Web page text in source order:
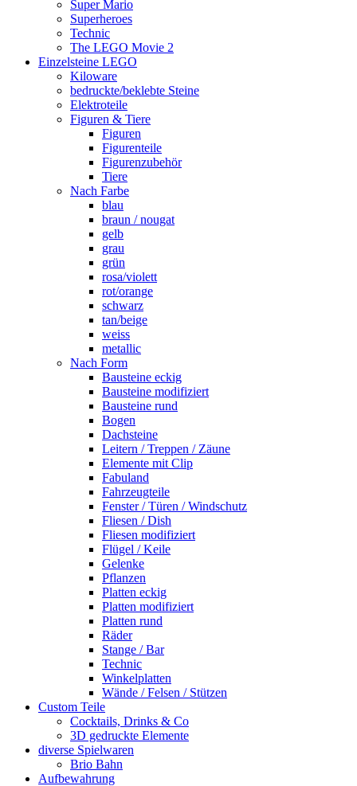
Super Mario
Superheroes
Technic
The LEGO Movie 2
Einzelsteine LEGO
Kiloware
bedruckte/beklebte Steine
Elektroteile
Figuren & Tiere
Figuren
Figurenteile
Figurenzubehör
Tiere
Nach Farbe
blau
braun / nougat
gelb
grau
grün
rosa/violett
rot/orange
schwarz
tan/beige
weiss
metallic
Nach Form
Bausteine eckig
Bausteine modifiziert
Bausteine rund
Bogen
Dachsteine
Leitern / Treppen / Zäune
Elemente mit Clip
Fabuland
Fahrzeugteile
Fenster / Türen / Windschutz
Fliesen / Dish
Fliesen modifiziert
Flügel / Keile
Gelenke
Pflanzen
Platten eckig
Platten modifiziert
Platten rund
Räder
Stange / Bar
Technic
Winkelplatten
Wände / Felsen / Stützen
Custom Teile
Cocktails, Drinks & Co
3D gedruckte Elemente
diverse Spielwaren
Brio Bahn
Aufbewahrung